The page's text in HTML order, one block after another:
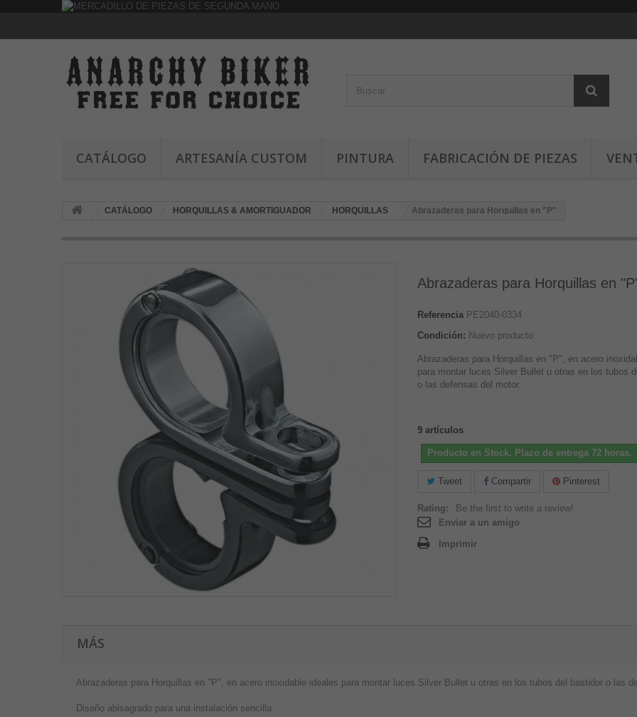
CATÁLOGO ARTESANÍA CUSTOM PINTURA FABRICACIÓN DE PIEZAS
CATÁLOGO HORQUILLAS & AMORTIGUADOR HORQUILLAS Abrazaderas para Horquillas en "P"
Abrazaderas para Horquillas en
Referencia PE2040-0334
Condición: Nuevo producto
Abrazaderas para Horquillas en "P", en acero
para montar luces Silver Bullet u otras en los tubos
o las defensas del motor.
9 artículos
Producto en Stock. Plazo de entrega 72 horas.
Tweet Compartir Pinterest
Rating:
Be the first to write a review!
Enviar a un amigo
Imprimir
MÁS
Abrazaderas para Horquillas en "P", en acero inoxidable ideales para montar luces Silver Bullet u otras en los tubos del bastidor o las
Diseño abisagrado para una instalación sencilla